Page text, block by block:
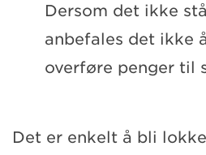
Dersom det ikke
anbefales det ikke
overføre penger til
Det er enkelt å bli